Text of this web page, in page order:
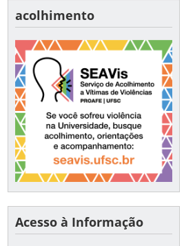
acolhimento
Acesso à Informação